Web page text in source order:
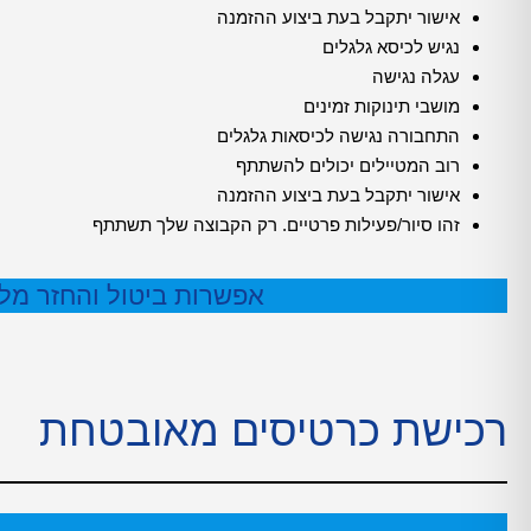
אישור יתקבל בעת ביצוע ההזמנה
נגיש לכיסא גלגלים
עגלה נגישה
מושבי תינוקות זמינים
התחבורה נגישה לכיסאות גלגלים
רוב המטיילים יכולים להשתתף
אישור יתקבל בעת ביצוע ההזמנה
זהו סיור/פעילות פרטיים. רק הקבוצה שלך תשתתף
אפשרות ביטול והחזר מלא עד 24 שעות
רכישת כרטיסים מאובטחת